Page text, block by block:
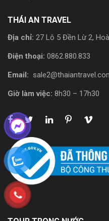
THÁI AN TRAVEL
Địa chỉ: 27 Lô 5 Đền Lừ 2,
Điện thoại: 0862.880.833
Email:
Giờ làm việc: 8h30 – 17h30